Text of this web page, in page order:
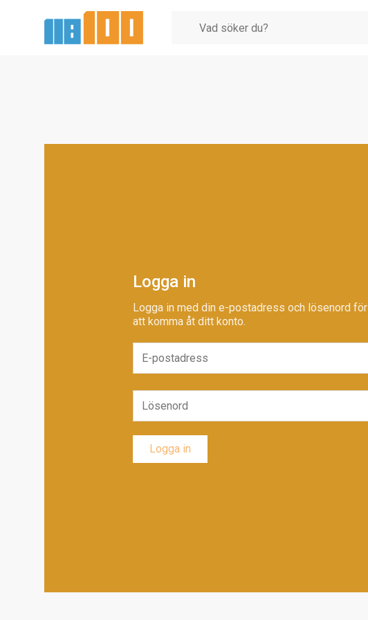
Logga in
Logga in med din e-postadress och lösenord för
att komma åt ditt konto.